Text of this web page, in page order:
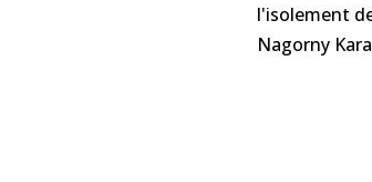
l'isolement
Nagorny